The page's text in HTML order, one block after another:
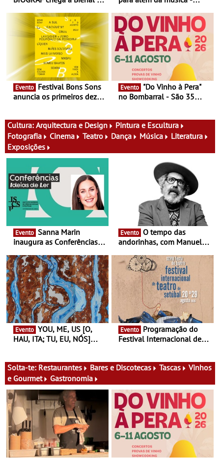
Documentário, ensaio
fílmico e práticas artísticas
percursos, oficinas,
atividades para toda a
família e muito mais
Evento
anuncia os primeiros dez
Evento
no Bombarral - São 35
experiências
Cultura: Arquitectura e Design
Pintura e Escultura
Fotografia
Cinema Teatro Dança Música
Literatura
Exposições
Evento
inaugura as Conferências
Antiga primeira-ministra da
Finlândia é a convidada da
primeira edição do novo
ciclo de debates dedicado
aos grandes temas do
nosso tempo
Evento
andorinhas, com Manuel
Atum - Concerto
performance na MAAT
Gallery a 3 de Setembro,
19:30
Evento
HAU, ITA; TU, EU, NÓS]
13 de Dezembro
Evento
Festival Internacional de
29 de Agosto
Solta-te: Restaurantes Bares e Discotecas Tascas
Vinhos
e Gourmet
Gastronomia